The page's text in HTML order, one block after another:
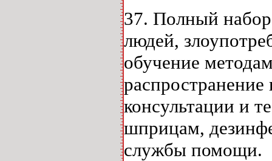
37. Полный
людей,
обучение
консультации и
шприцам,
службы помощи.